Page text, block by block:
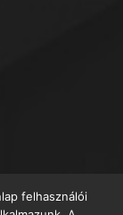
felhasználói